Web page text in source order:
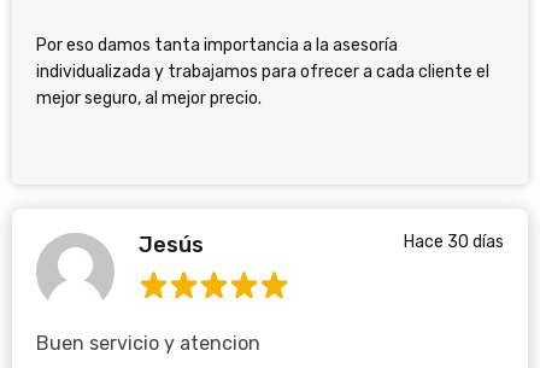
Por eso damos tanta importancia a la asesoría
individualizada y trabajamos para ofrecer a cada cliente el
mejor seguro, al mejor precio.
Jesús Hace 30 días
Buen servicio y atencion